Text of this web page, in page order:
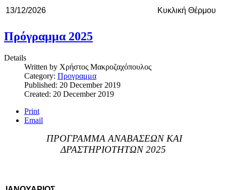
13/12/2026
Κυκλική Θέρμου
Πρόγραμμα 2025
Details
Written by Χρήστος Μακροζαχόπουλος
Category: Προγραμμα
Published: 20 December 2019
Created: 20 December 2019
Print
Email
ΠΡΟΓΡΑΜΜΑ ΑΝΑΒΑΣΕΩΝ ΚΑΙ
ΔΡΑΣΤΗΡΙΟΤΗΤΩΝ 2025